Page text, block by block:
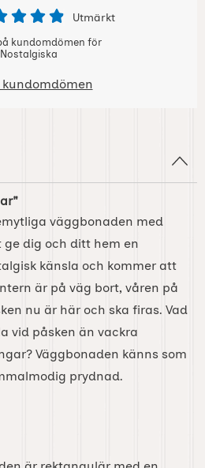
Utmärkt
kundomdömen för
Nostalgiska
kundomdömen
väggbonaden med
dig och ditt hem en
känsla och kommer att
är på väg bort, våren på
nu är här och ska firas. Vad
vid påsken än vackra
Väggbonaden känns som
prydnad.